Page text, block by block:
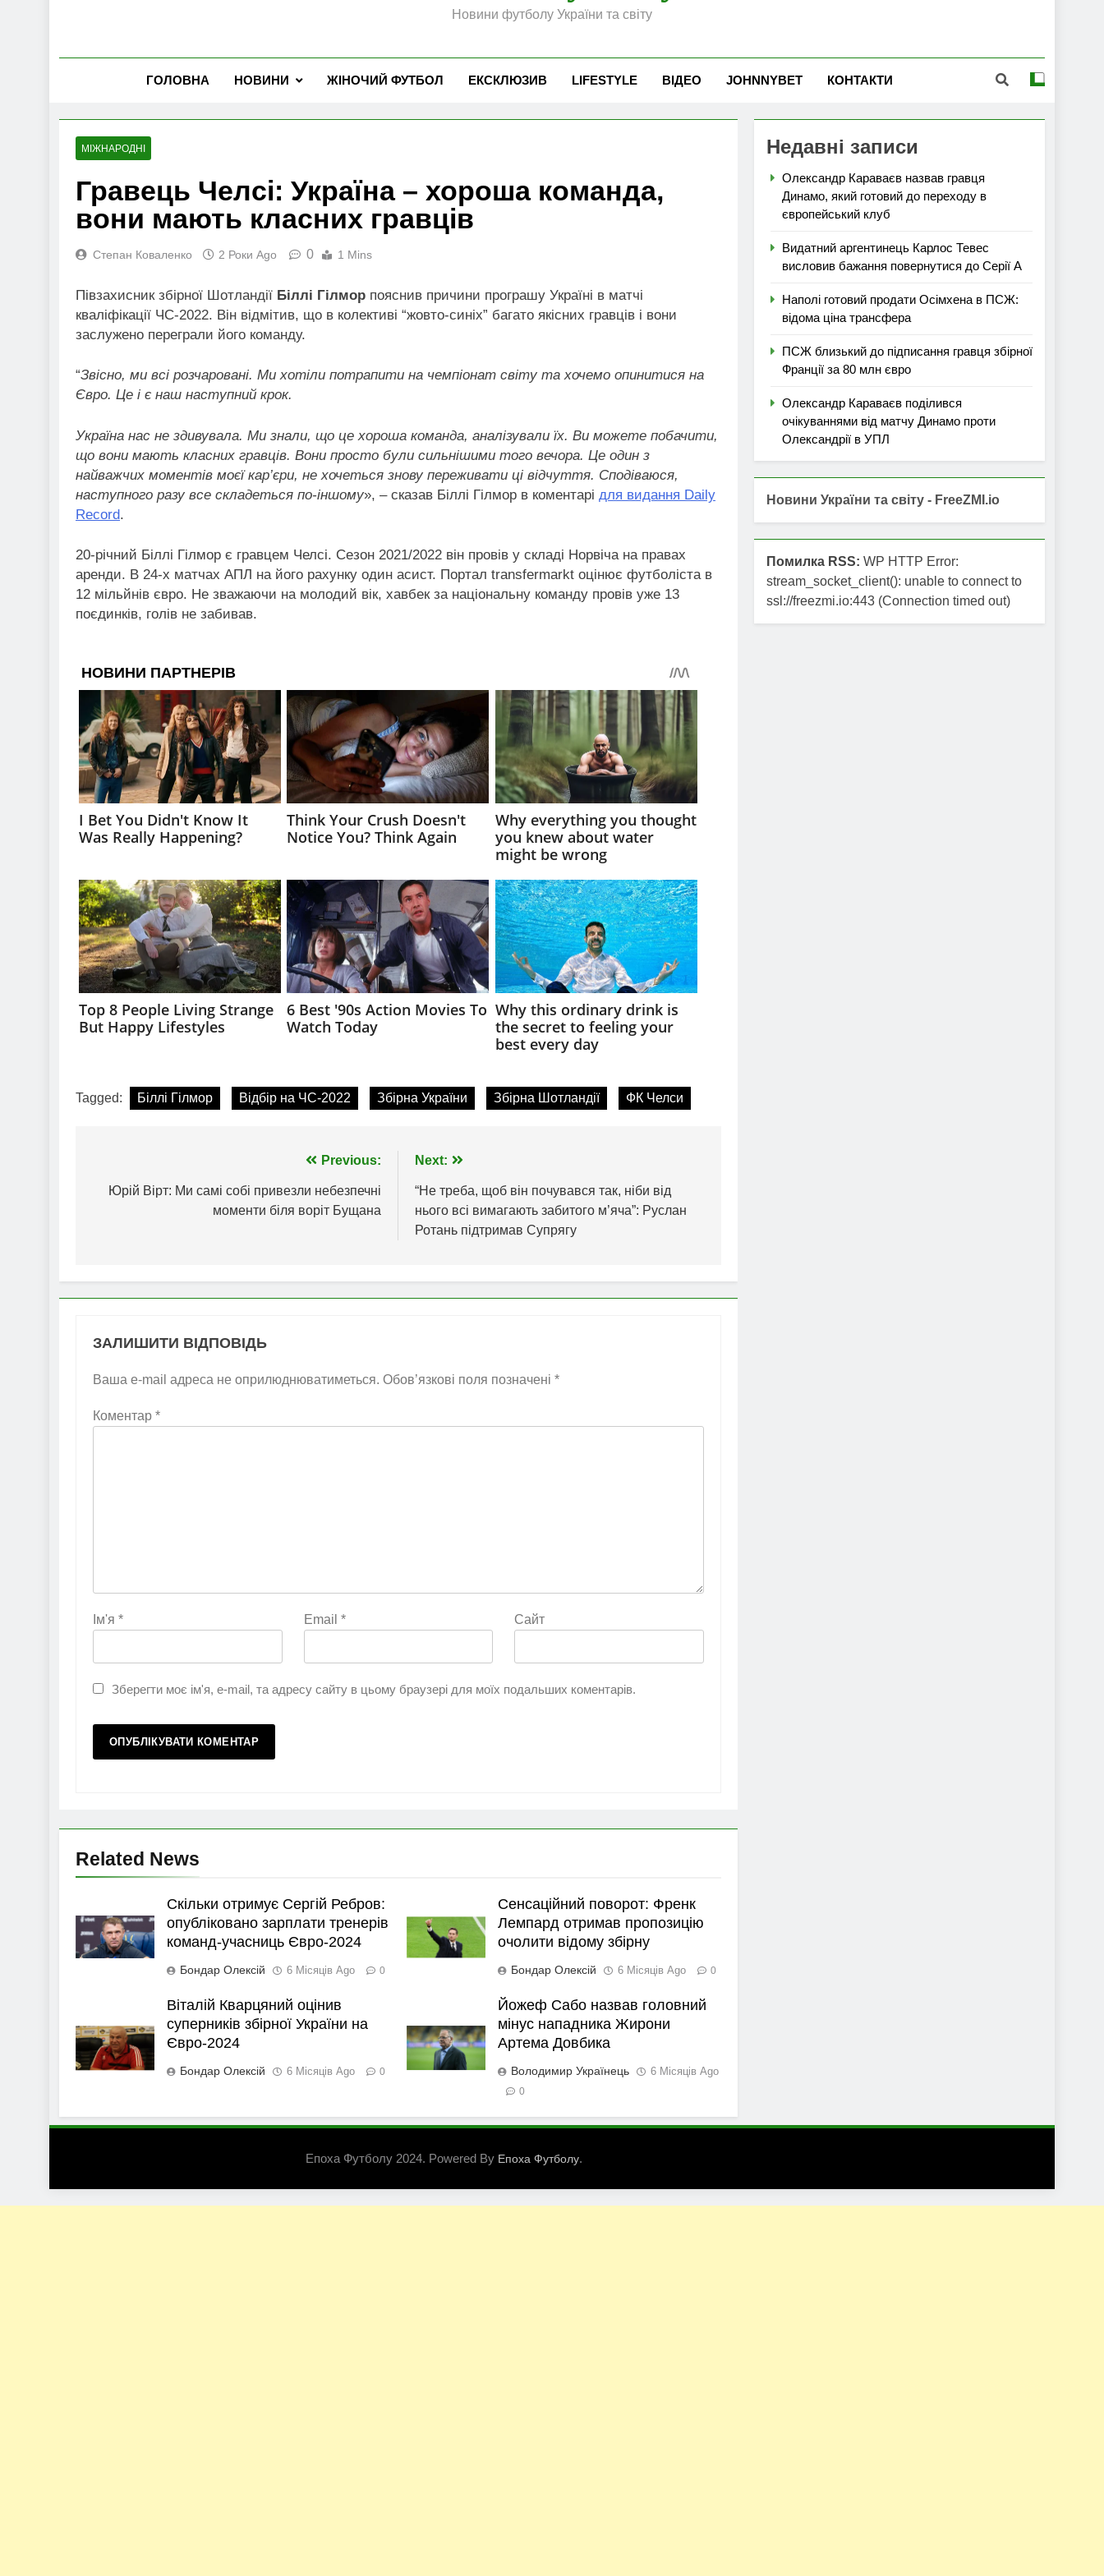
Новини футболу України та світу
ГОЛОВНА НОВИНИ ЖІНОЧИЙ ФУТБОЛ ЕКСКЛЮЗИВ LIFESTYLE ВІДЕО JOHNNYBET КОНТАКТИ
МІЖНАРОДНІ
Гравець Челсі: Україна – хороша команда,
вони мають класних гравців
Степан Коваленко 2 Роки Ago 0 1 Mins
Півзахисник збірної Шотландії Біллі Гілмор пояснив причини програшу Україні в матчі
кваліфікації ЧС-2022. Він відмітив, що в колективі “жовто-синіх” багато якісних гравців і вони
заслужено переграли його команду.
“Звісно, ми всі розчаровані. Ми хотіли потрапити на чемпіонат світу та хочемо опинитися на
Євро. Це і є наш наступний крок.
Україна нас не здивувала. Ми знали, що це хороша команда, аналізували їх. Ви можете побачити,
що вони мають класних гравців. Вони просто були сильнішими того вечора. Це один з
найважчих моментів моєї кар’єри, не хочеться знову переживати ці відчуття. Сподіваюся,
наступного разу все складеться по-іншому», – сказав Біллі Гілмор в коментарі для видання Daily
Record.
20-річний Біллі Гілмор є гравцем Челсі. Сезон 2021/2022 він провів у складі Норвіча на правах
аренди. В 24-х матчах АПЛ на його рахунку один асист. Портал transfermarkt оцінює футболіста в
12 мільйнів євро. Не зважаючи на молодий вік, хавбек за національну команду провів уже 13
поєдинків, голів не забивав.
Tagged: Біллі Гілмор Відбір на ЧС-2022 Збірна України Збірна Шотландії ФК Челси
записів
Previous:
Юрій Вірт: Ми самі собі привезли небезпечні
моменти біля воріт Бущана
Next:
“Не треба, щоб він почувався так, ніби від
нього всі вимагають забитого м’яча”: Руслан
Ротань підтримав Супрягу
ЗАЛИШИТИ ВІДПОВІДЬ
Ваша e-mail адреса не оприлюднюватиметься. Обов’язкові поля позначені *
Коментар *
Ім'я * Email * Сайт
Зберегти моє ім'я, e-mail, та адресу сайту в цьому браузері для моїх подальших коментарів.
Related News
Скільки отримує Сергій Ребров:
опубліковано зарплати тренерів
команд-учасниць Євро-2024
Бондар Олексій 6 Місяців Ago 0
Сенсаційний поворот: Френк
Лемпард отримав пропозицію
очолити відому збірну
Бондар Олексій 6 Місяців Ago 0
Віталій Кварцяний оцінив
суперників збірної України на
Євро-2024
Бондар Олексій 6 Місяців Ago 0
Йожеф Сабо назвав головний
мінус нападника Жирони
Артема Довбика
Володимир Українець 6 Місяців Ago
0
Недавні записи
Олександр Караваєв назвав гравця
Динамо, який готовий до переходу в
європейський клуб
Видатний аргентинець Карлос Тевес
висловив бажання повернутися до Серії А
Наполі готовий продати Осімхена в ПСЖ:
відома ціна трансфера
ПСЖ близький до підписання гравця збірної
Франції за 80 млн євро
Олександр Караваєв поділився
очікуваннями від матчу Динамо проти
Олександрії в УПЛ
Новини України та світу - FreeZMI.io
Помилка RSS: WP HTTP Error:
stream_socket_client(): unable to connect to
ssl://freezmi.io:443 (Connection timed out)
Епоха Футболу 2024. Powered By Епоха Футболу.